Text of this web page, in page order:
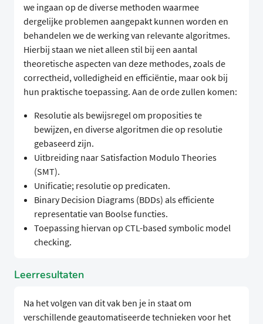
we ingaan op de diverse methoden waarmee
dergelijke problemen aangepakt kunnen worden en
behandelen we de werking van relevante algoritmes.
Hierbij staan we niet alleen stil bij een aantal
theoretische aspecten van deze methodes, zoals de
correctheid, volledigheid en efficiëntie, maar ook bij
hun praktische toepassing. Aan de orde zullen komen:
Resolutie als bewijsregel om proposities te
bewijzen, en diverse algoritmen die op resolutie
gebaseerd zijn.
Uitbreiding naar Satisfaction Modulo Theories
(SMT).
Unificatie; resolutie op predicaten.
Binary Decision Diagrams (BDDs) als efficiente
representatie van Boolse functies.
Toepassing hiervan op CTL-based symbolic model
checking.
Leerresultaten
Na het volgen van dit vak ben je in staat om
verschillende geautomatiseerde technieken voor het